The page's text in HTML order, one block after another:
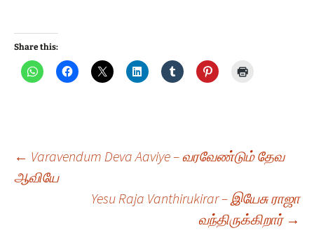
Share this:
Post
navigation
← Varavendum Deva Aaviye – வரவேண்டும் தேவ
ஆவியே
Yesu Raja Vanthirukirar – இயேசு ராஜா
வந்திருக்கிறார் →